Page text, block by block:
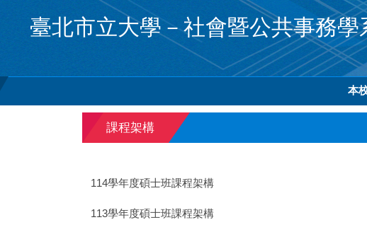
臺北市立大學－社會暨公共事務
本
課程架構
114學年度碩士班課程架構
113學年度碩士班課程架構